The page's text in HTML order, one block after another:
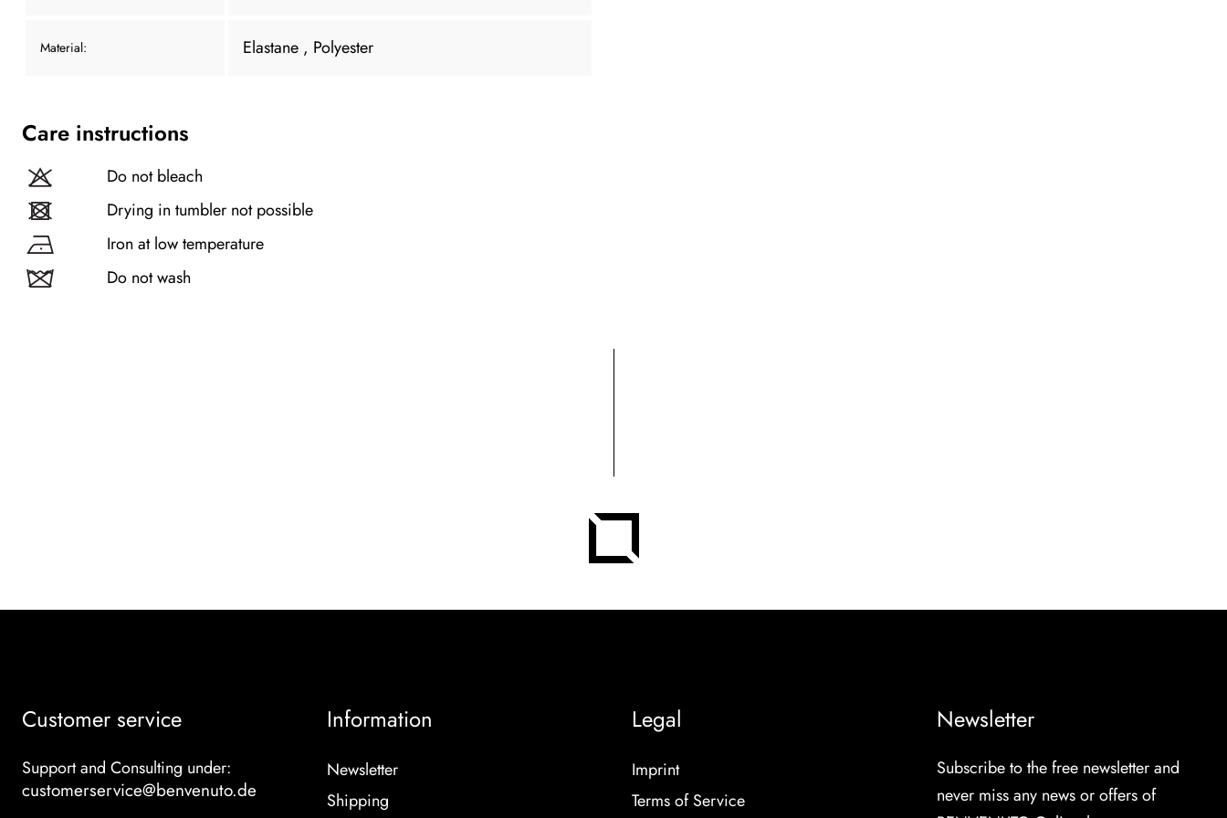
Material: Elastane , Polyester
Care instructions
Do not bleach
Drying in tumbler not possible
Iron at low temperature
Do not wash
Customer service
Support and Consulting under:
customerservice@benvenuto.de
Information
Newsletter
Shipping
Legal
Imprint
Terms of Service
Newsletter
Subscribe to the free newsletter and
never miss any news or offers of